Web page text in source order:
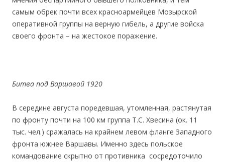
самым обрек почти всех красноармейцев Мозырской
оперативной группы на верную гибель, а другие войска
своего фронта – на жестокое поражение.
Битва под Варшавой 1920
В середине августа поредевшая, утомленная, растянутая
по фронту почти на 100 км группа Т.С. Хвесина (ок. 11
тыс. чел.) сражалась на крайнем левом фланге Западного
фронта южнее Варшавы. Именно здесь польское
командование скрытно от противника сосредоточило